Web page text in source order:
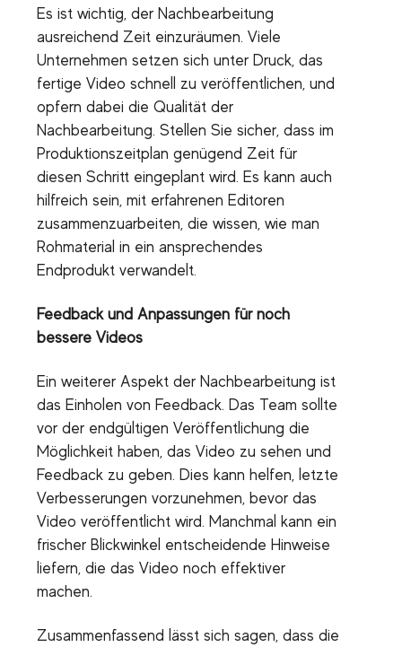
Es ist wichtig, der Nachbearbeitung
ausreichend Zeit einzuräumen. Viele
Unternehmen setzen sich unter Druck, das
fertige Video schnell zu veröffentlichen, und
opfern dabei die Qualität der
Nachbearbeitung. Stellen Sie sicher, dass im
Produktionszeitplan genügend Zeit für
diesen Schritt eingeplant wird. Es kann auch
hilfreich sein, mit erfahrenen Editoren
zusammenzuarbeiten, die wissen, wie man
Rohmaterial in ein ansprechendes
Endprodukt verwandelt.
Feedback und Anpassungen für noch
bessere Videos
Ein weiterer Aspekt der Nachbearbeitung ist
das Einholen von Feedback. Das Team sollte
vor der endgültigen Veröffentlichung die
Möglichkeit haben, das Video zu sehen und
Feedback zu geben. Dies kann helfen, letzte
Verbesserungen vorzunehmen, bevor das
Video veröffentlicht wird. Manchmal kann ein
frischer Blickwinkel entscheidende Hinweise
liefern, die das Video noch effektiver
machen.
Zusammenfassend lässt sich sagen, dass die